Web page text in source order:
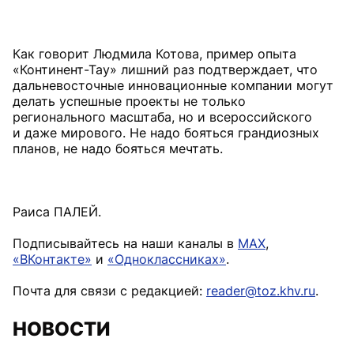
Как говорит Людмила Котова, пример опыта
«Континент-Тау» лишний раз подтверждает, что
дальневосточные инновационные компании могут
делать успешные проекты не только
регионального масштаба, но и всероссийского
и даже мирового. Не надо бояться грандиозных
планов, не надо бояться мечтать.
Раиса ПАЛЕЙ.
Подписывайтесь на наши каналы в MAX,
«ВКонтакте» и «Одноклассниках».
Почта для связи с редакцией: reader@toz.khv.ru.
НОВОСТИ